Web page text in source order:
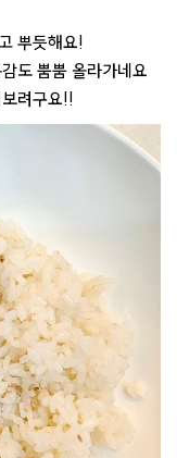
뿌듯해요!
도 뿜뿜 올라가네요
려구요!!